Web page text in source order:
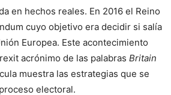
en hechos reales. En 2016 el Reino
cuyo objetivo era decidir si salía
Europea. Este acontecimiento
acrónimo de las palabras Britain
muestra las estrategias que se
electoral.